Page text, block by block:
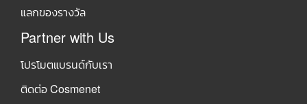
แลกของรางวัล
Partner with Us
โปรโมตแบรนด์กับเรา
ติดต่อ Cosmenet